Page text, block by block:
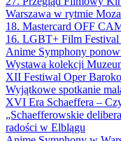
Warszawa w rytmie
18. Mastercard OFF
16. LGBT+ Film Festival
Anime Symphony
Wystawa kolekcji
XII Festiwal Oper
Wyjątkowe spotkanie
XVI Era Schaeffera –
„Schaefferowskie
radości w Elblągu